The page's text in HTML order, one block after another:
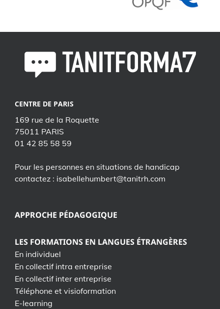
CENTRE DE PARIS
169 rue de la Roquette
75011 PARIS
01 42 85 58 59
Pour les personnes en situations de handicap
contactez : isabellehumbert@tanitrh.com
APPROCHE PÉDAGOGIQUE
LES FORMATIONS EN LANGUES ÉTRANGÈRES
En individuel
En collectif intra entreprise
En collectif inter entreprise
Téléphone et visioformation
E-learning